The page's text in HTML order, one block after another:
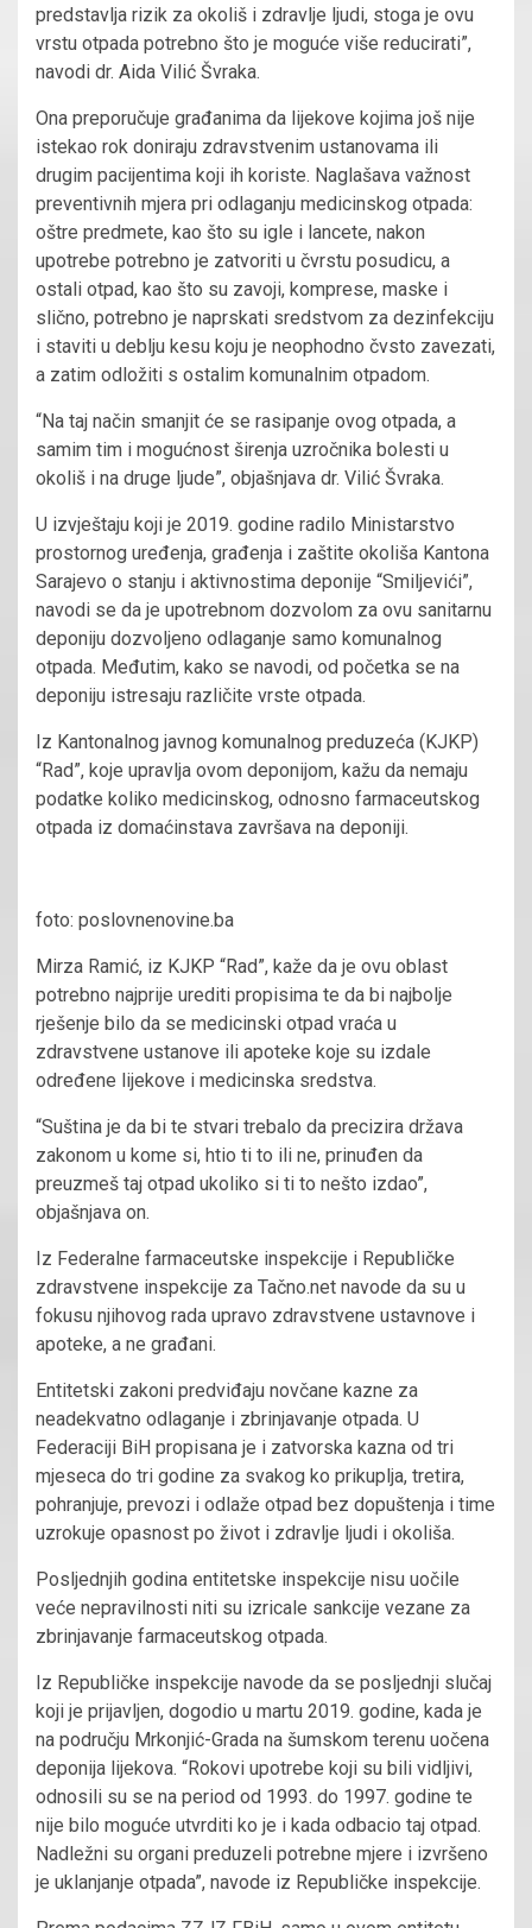
predstavlja rizik za okoliš i zdravlje ljudi, stoga je ovu
vrstu otpada potrebno što je moguće više reducirati”,
navodi dr. Aida Vilić Švraka.
Ona preporučuje građanima da lijekove kojima još nije
istekao rok doniraju zdravstvenim ustanovama ili
drugim pacijentima koji ih koriste. Naglašava važnost
preventivnih mjera pri odlaganju medicinskog otpada:
oštre predmete, kao što su igle i lancete, nakon
upotrebe potrebno je zatvoriti u čvrstu posudicu, a
ostali otpad, kao što su zavoji, komprese, maske i
slično, potrebno je naprskati sredstvom za dezinfekciju
i staviti u deblju kesu koju je neophodno čvsto zavezati,
a zatim odložiti s ostalim komunalnim otpadom.
“Na taj način smanjit će se rasipanje ovog otpada, a
samim tim i mogućnost širenja uzročnika bolesti u
okoliš i na druge ljude”, objašnjava dr. Vilić Švraka.
U izvještaju koji je 2019. godine radilo Ministarstvo
prostornog uređenja, građenja i zaštite okoliša Kantona
Sarajevo o stanju i aktivnostima deponije “Smiljevići”,
navodi se da je upotrebnom dozvolom za ovu sanitarnu
deponiju dozvoljeno odlaganje samo komunalnog
otpada. Međutim, kako se navodi, od početka se na
deponiju istresaju različite vrste otpada.
Iz Kantonalnog javnog komunalnog preduzeća (KJKP)
“Rad”, koje upravlja ovom deponijom, kažu da nemaju
podatke koliko medicinskog, odnosno farmaceutskog
otpada iz domaćinstava završava na deponiji.
foto: poslovnenovine.ba
Mirza Ramić, iz KJKP “Rad”, kaže da je ovu oblast
potrebno najprije urediti propisima te da bi najbolje
rješenje bilo da se medicinski otpad vraća u
zdravstvene ustanove ili apoteke koje su izdale
određene lijekove i medicinska sredstva.
“Suština je da bi te stvari trebalo da precizira država
zakonom u kome si, htio ti to ili ne, prinuđen da
preuzmeš taj otpad ukoliko si ti to nešto izdao”,
objašnjava on.
Iz Federalne farmaceutske inspekcije i Republičke
zdravstvene inspekcije za Tačno.net navode da su u
fokusu njihovog rada upravo zdravstvene ustavnove i
apoteke, a ne građani.
Entitetski zakoni predviđaju novčane kazne za
neadekvatno odlaganje i zbrinjavanje otpada. U
Federaciji BiH propisana je i zatvorska kazna od tri
mjeseca do tri godine za svakog ko prikuplja, tretira,
pohranjuje, prevozi i odlaže otpad bez dopuštenja i time
uzrokuje opasnost po život i zdravlje ljudi i okoliša.
Posljednjih godina entitetske inspekcije nisu uočile
veće nepravilnosti niti su izricale sankcije vezane za
zbrinjavanje farmaceutskog otpada.
Iz Republičke inspekcije navode da se posljednji slučaj
koji je prijavljen, dogodio u martu 2019. godine, kada je
na području Mrkonjić-Grada na šumskom terenu uočena
deponija lijekova. “Rokovi upotrebe koji su bili vidljivi,
odnosili su se na period od 1993. do 1997. godine te
nije bilo moguće utvrditi ko je i kada odbacio taj otpad.
Nadležni su organi preduzeli potrebne mjere i izvršeno
je uklanjanje otpada”, navode iz Republičke inspekcije.